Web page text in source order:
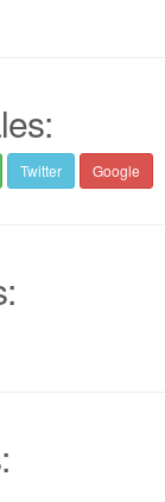
Twitter Google